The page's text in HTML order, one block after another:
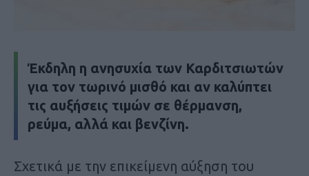
Έκδηλη η ανησυχία των Καρδιτσιωτών
για τον τωρινό μισθό και αν καλύπτει
τις αυξήσεις τιμών σε θέρμανση,
ρεύμα, αλλά και βενζίνη.
Σχετικά με την επικείμενη αύξηση του